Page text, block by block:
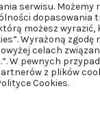
serwisu. Możemy
dopasowania
możesz wyrazić,
Wyrażoną zgodę
celach
W pewnych
z plików
Cookies.